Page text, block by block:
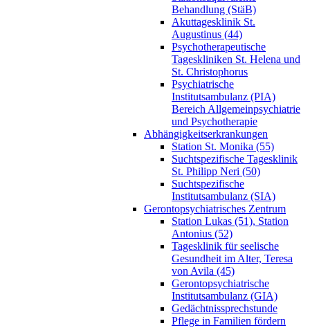
Behandlung (StäB)
Akuttagesklinik St.
Augustinus (44)
Psychotherapeutische
Tageskliniken St. Helena und
St. Christophorus
Psychiatrische
Institutsambulanz (PIA)
Bereich Allgemeinpsychiatrie
und Psychotherapie
Abhängigkeitserkrankungen
Station St. Monika (55)
Suchtspezifische Tagesklinik
St. Philipp Neri (50)
Suchtspezifische
Institutsambulanz (SIA)
Gerontopsychiatrisches Zentrum
Station Lukas (51), Station
Antonius (52)
Tagesklinik für seelische
Gesundheit im Alter, Teresa
von Avila (45)
Gerontopsychiatrische
Institutsambulanz (GIA)
Gedächtnissprechstunde
Pflege in Familien fördern